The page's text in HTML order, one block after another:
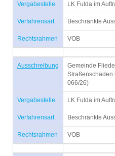
Vergabestelle LK Fulda im
Verfahrensart Beschränkte
Rechtsrahmen VOB
Ausschreibung
Gemeinde
Straßenschäden
066/26)
Vergabestelle LK Fulda im
Verfahrensart Beschränkte
Rechtsrahmen VOB